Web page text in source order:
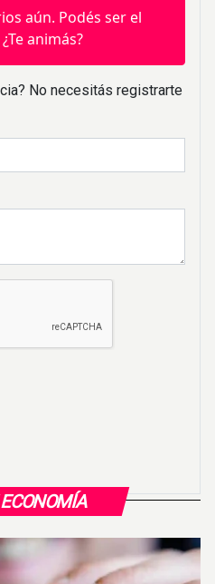
aún. Podés ser el
animás?
No necesitás registrarte